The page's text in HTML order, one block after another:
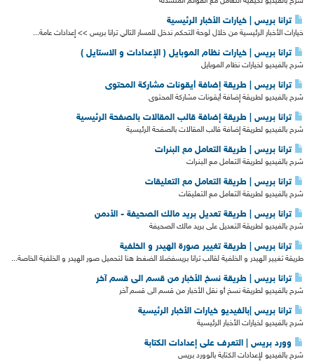
ترانا بريس | خيارات الأخبار الرئيسية
خيارات الأخبار الرئيسية من خلال لوحة التحكم ندخل للمسار التالي ترانا بريس >> إعدادات عامة...
ترانا بريس | خيارات نظام الموبايل ( الإعدادات و الاستايل )
شرح بالفيديو لخيارات نظام الموبايل
ترانا بريس | طريقة إضافة أيقونات مشاركة المحتوى
شرح بالفيديو لطريقة إضافة أيقونات مشاركة المحتوى
ترانا بريس | طريقة إضافة قالب المقالات بالصفحة الرئيسية
شرح بالفيديو لطريقة إضافة قالب المقالات بالصفحة الرئيسية
ترانا بريس | طريقة التعامل مع البنرات
شرح بالفيديو لطريقة التعامل مع البنرات
ترانا بريس | طريقة التعامل مع التعليقات
شرح بالفيديو لطريقة التعامل مع التعليقات
ترانا بريس | طريقة تعديل بريد مالك الصحيفة - الأدمن
شرح بالفيديو لطريقة التعديل على بريد مالك الصحيفة
ترانا بريس | طريقة تغيير صورة الهيدر و الخلفية
طريقة تغيير الهيدر و الخلفية لقالب ترانا بريسفضلا الضغط هنا لتحميل صور الهيدر و الخلفية الخاصة...
ترانا بريس | طريقة نسخ الأخبار من قسم الى قسم آخر
شرح بالفيديو لطريقة نسخ أو نقل الأخبار من قسم الى قسم آخر
ترانا بريس |بالفيديو خيارات الأخبار الرئيسية
شرح بالفيديو لخيارات الأخبار الرئيسية
وورد بريس | التعرف على إعدادات الكتابة
شرح بالفيديو لإعدادات الكتابة بالوورد بريس